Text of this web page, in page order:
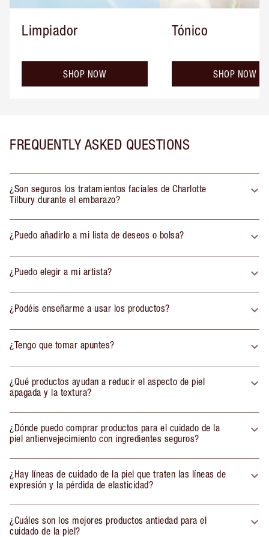
Limpiador
SHOP NOW
Tónico
SHOP NOW
FREQUENTLY ASKED QUESTIONS
¿Son seguros los tratamientos faciales de Charlotte
Tilbury durante el embarazo?
¿Puedo añadirlo a mi lista de deseos o bolsa?
¿Puedo elegir a mi artista?
¿Podéis enseñarme a usar los productos?
¿Tengo que tomar apuntes?
¿Qué productos ayudan a reducir el aspecto de piel
apagada y la textura?
¿Dónde puedo comprar productos para el cuidado de la
piel antienvejecimiento con ingredientes seguros?
¿Hay líneas de cuidado de la piel que traten las líneas de
expresión y la pérdida de elasticidad?
¿Cuáles son los mejores productos antiedad para el
cuidado de la piel?